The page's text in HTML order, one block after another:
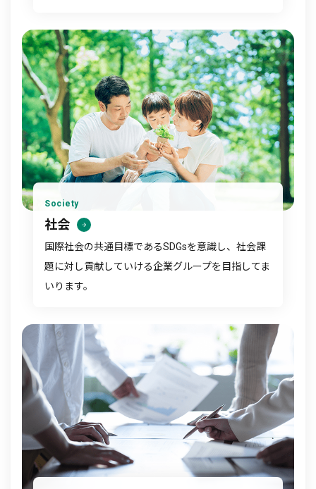
Society
社会
国際社会の共通目標であるSDGsを意識し、社会課
題に対し貢献していける企業グループを目指してま
いります。